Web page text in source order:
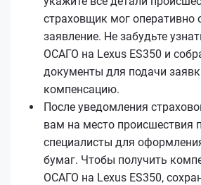
страховщик мог оперативно
заявление. Не забудьте
ОСАГО на Lexus ES350 и
документы для подачи
компенсацию.
После уведомления
вам на место происшествия
специалисты для
бумаг. Чтобы получить
ОСАГО на Lexus ES350,